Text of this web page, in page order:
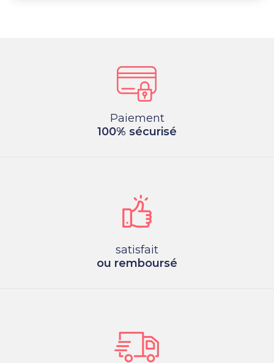
Paiement
100% sécurisé
satisfait
ou remboursé